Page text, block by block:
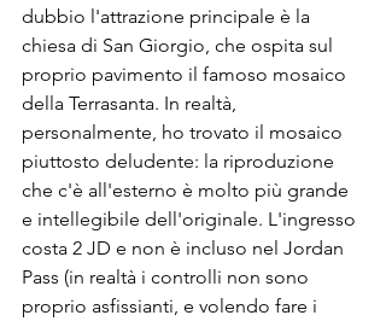
dubbio l'attrazione principale è la
chiesa di San Giorgio, che ospita sul
proprio pavimento il famoso mosaico
della Terrasanta. In realtà,
personalmente, ho trovato il mosaico
piuttosto deludente: la riproduzione
che c'è all'esterno è molto più grande
e intellegibile dell'originale. L'ingresso
costa 2 JD e non è incluso nel Jordan
Pass (in realtà i controlli non sono
proprio asfissianti, e volendo fare i